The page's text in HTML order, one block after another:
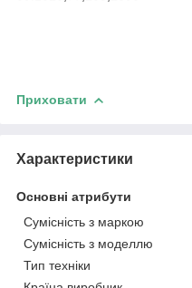
Приховати
Характеристики
Основні атрибути
Сумісність з маркою
Сумісність з моделлю
Тип техніки